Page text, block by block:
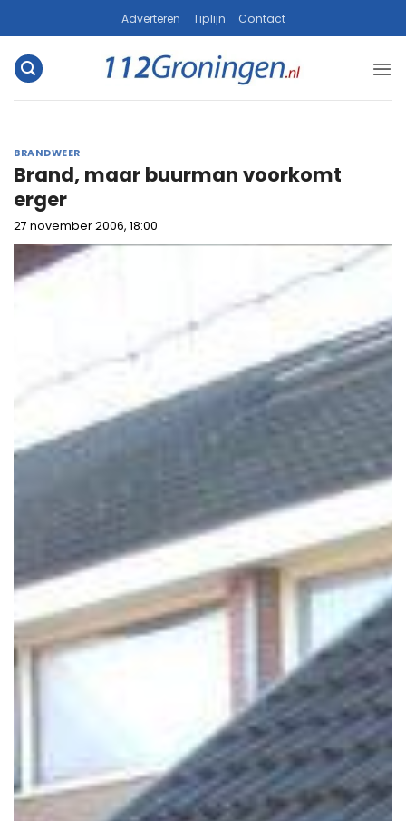
naar
inhoud
Adverteren Tiplijn Contact
BRANDWEER
Brand, maar buurman voorkomt
erger
27 november 2006, 18:00